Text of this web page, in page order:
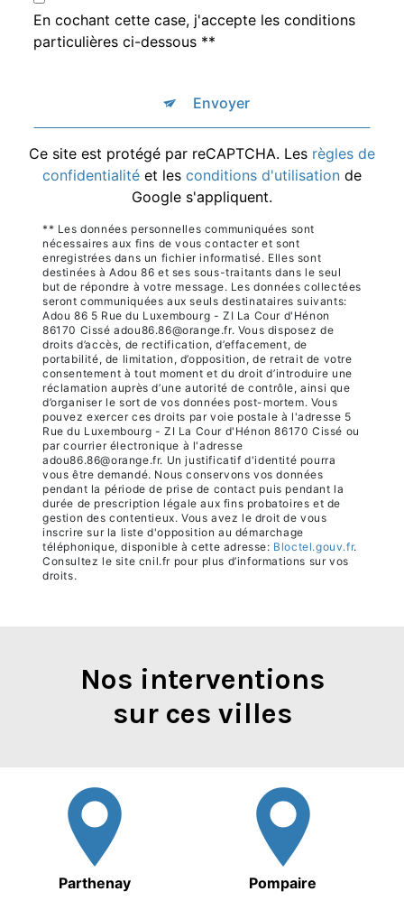
En cochant cette case, j'accepte les conditions
particulières ci-dessous **
Envoyer
Ce site est protégé par reCAPTCHA. Les règles de
confidentialité et les conditions d'utilisation de
Google s'appliquent.
** Les données personnelles communiquées sont
nécessaires aux fins de vous contacter et sont
enregistrées dans un fichier informatisé. Elles sont
destinées à Adou 86 et ses sous-traitants dans le seul
but de répondre à votre message. Les données collectées
seront communiquées aux seuls destinataires suivants:
Adou 86 5 Rue du Luxembourg - ZI La Cour d'Hénon
86170 Cissé adou86.86@orange.fr. Vous disposez de
droits d’accès, de rectification, d’effacement, de
portabilité, de limitation, d’opposition, de retrait de votre
consentement à tout moment et du droit d’introduire une
réclamation auprès d’une autorité de contrôle, ainsi que
d’organiser le sort de vos données post-mortem. Vous
pouvez exercer ces droits par voie postale à l'adresse 5
Rue du Luxembourg - ZI La Cour d'Hénon 86170 Cissé ou
par courrier électronique à l'adresse
adou86.86@orange.fr. Un justificatif d'identité pourra
vous être demandé. Nous conservons vos données
pendant la période de prise de contact puis pendant la
durée de prescription légale aux fins probatoires et de
gestion des contentieux. Vous avez le droit de vous
inscrire sur la liste d'opposition au démarchage
téléphonique, disponible à cette adresse: Bloctel.gouv.fr.
Consultez le site cnil.fr pour plus d’informations sur vos
droits.
Nos interventions
sur ces villes
Parthenay Pompaire